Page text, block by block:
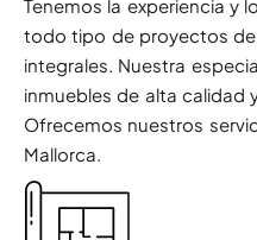
Tenemos la experiencia y
todo tipo de proyectos
integrales. Nuestra
inmuebles de alta calidad
Ofrecemos nuestros
Mallorca.